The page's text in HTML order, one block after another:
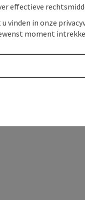
effectieve
vinden in onze
moment